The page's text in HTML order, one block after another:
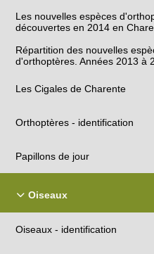
Les nouvelles espèces
découvertes en 2014 en
Répartition des nouvelles
d'orthoptères. Années 2013 à
Les Cigales de Charente
Orthoptères - identification
Papillons de jour
Oiseaux
Oiseaux - identification